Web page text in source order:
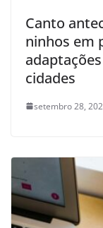
Canto
ninhos em
cidades
setembro 28,